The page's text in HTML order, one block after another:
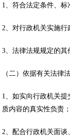
1、符合法定条件、标
2、对行政机关实施行
3、法律法规规定的其
（二）依据有关法律
1、如实向行政机关
质内容的真实性负责；
2、配合行政机关面